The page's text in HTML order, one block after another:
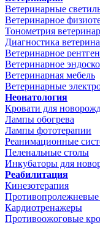
Ветеринарные
Ветеринарное
Тонометрия
Диагностика
Ветеринарное
Ветеринарное
Ветеринарная мебель
Ветеринарные
Неонатология
Кровати для
Лампы обогрева
Лампы фототерапии
Реанимационные
Пеленальные столы
Инкубаторы для
Реабилитация
Кинезотерапия
Кардиотренажеры
Противоожоговые